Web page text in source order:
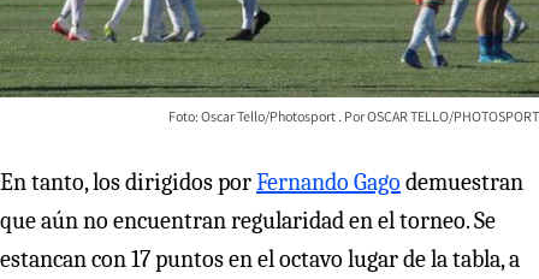
Foto: Oscar Tello/Photosport OSCAR TELLO/PHOTOSPORT
En tanto, los dirigidos porFernando Gago demuestran
que aún no encuentran regularidad en el torneo. Se
estancan con 17 puntos en el octavo lugar de la tabla, a